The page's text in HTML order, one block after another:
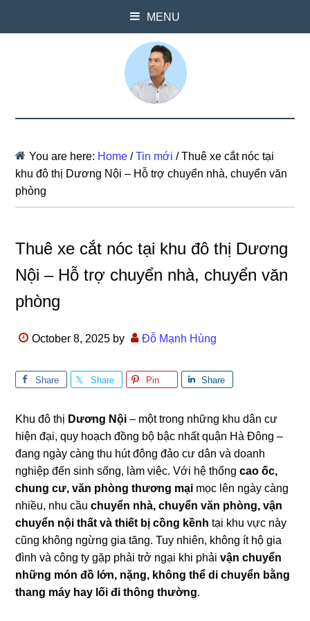
MENU
You are here: Home / Tin mới /Thuê xe cắt nóc tại
khu đô thị Dương Nội – Hỗ trợ chuyển nhà, chuyển văn
phòng
Thuê xe cắt nóc tại khu đô thị Dương
Nội – Hỗ trợ chuyển nhà, chuyển văn
phòng
October 8, 2025 by Đỗ Mạnh Hùng
Share Share Pin Share
Khu đô thị Dương Nội – một trong những khu dân cư
hiện đại, quy hoạch đồng bộ bậc nhất quận Hà Đông –
đang ngày càng thu hút đông đảo cư dân và doanh
nghiệp đến sinh sống, làm việc. Với hệ thốngcao ốc,
chung cư, văn phòng thương mại mọc lên ngày càng
nhiều, nhu cầuchuyển nhà, chuyển văn phòng, vận
chuyển nội thất và thiết bị cồng kềnh tại khu vực này
cũng không ngừng gia tăng. Tuy nhiên, không ít hộ gia
đình và công ty gặp phải trở ngại khi phảivận chuyển
những món đồ lớn, nặng, không thể di chuyển bằng
thang máy hay lối đi thông thường.